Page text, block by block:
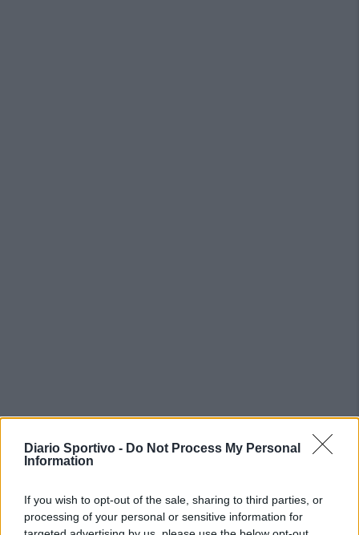
Diario Sportivo - Do Not Process My Personal
Information
If you wish to opt-out of the sale, sharing to third parties, or
processing of your personal or sensitive information for
Il Buddusò in mani sicure con Mario Fadda, il